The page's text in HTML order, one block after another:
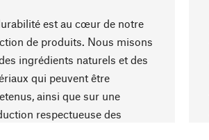
est au cœur de notre
de produits. Nous misons
ingrédients naturels et des
qui peuvent être
ainsi que sur une
respectueuse des